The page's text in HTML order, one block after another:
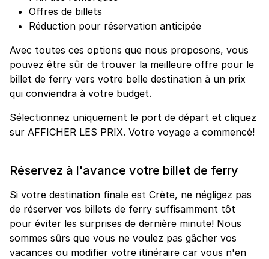
Offres de billets
Réduction pour réservation anticipée
Avec toutes ces options que nous proposons, vous
pouvez être sûr de trouver la meilleure offre pour le
billet de ferry vers votre belle destination à un prix
qui conviendra à votre budget.
Sélectionnez uniquement le port de départ et cliquez
sur AFFICHER LES PRIX. Votre voyage a commencé!
Réservez à l'avance votre billet de ferry
Si votre destination finale est Crète, ne négligez pas
de réserver vos billets de ferry suffisamment tôt
pour éviter les surprises de dernière minute! Nous
sommes sûrs que vous ne voulez pas gâcher vos
vacances ou modifier votre itinéraire car vous n'en